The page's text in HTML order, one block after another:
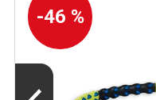
-46 %